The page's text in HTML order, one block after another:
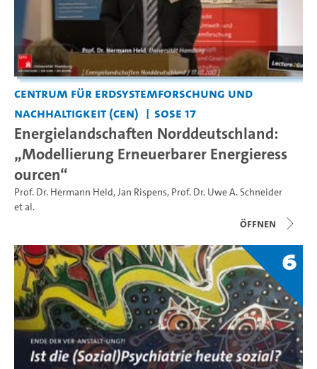
Centrum für Erdsystemforschung und
Nachhaltigkeit (CEN)
SoSe 17
Energielandschaften Norddeutschland:
„Modellierung Erneuerbarer Energieress
ourcen“
Prof. Dr. Hermann Held,Jan Rispens, Prof. Dr. Uwe A. Schneider
et al.
Öffnen
6